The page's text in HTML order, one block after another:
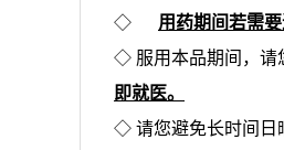
◇
用药期间若需
◇ 服用本品期间，请
即就医。
◇ 请您避免长时间日